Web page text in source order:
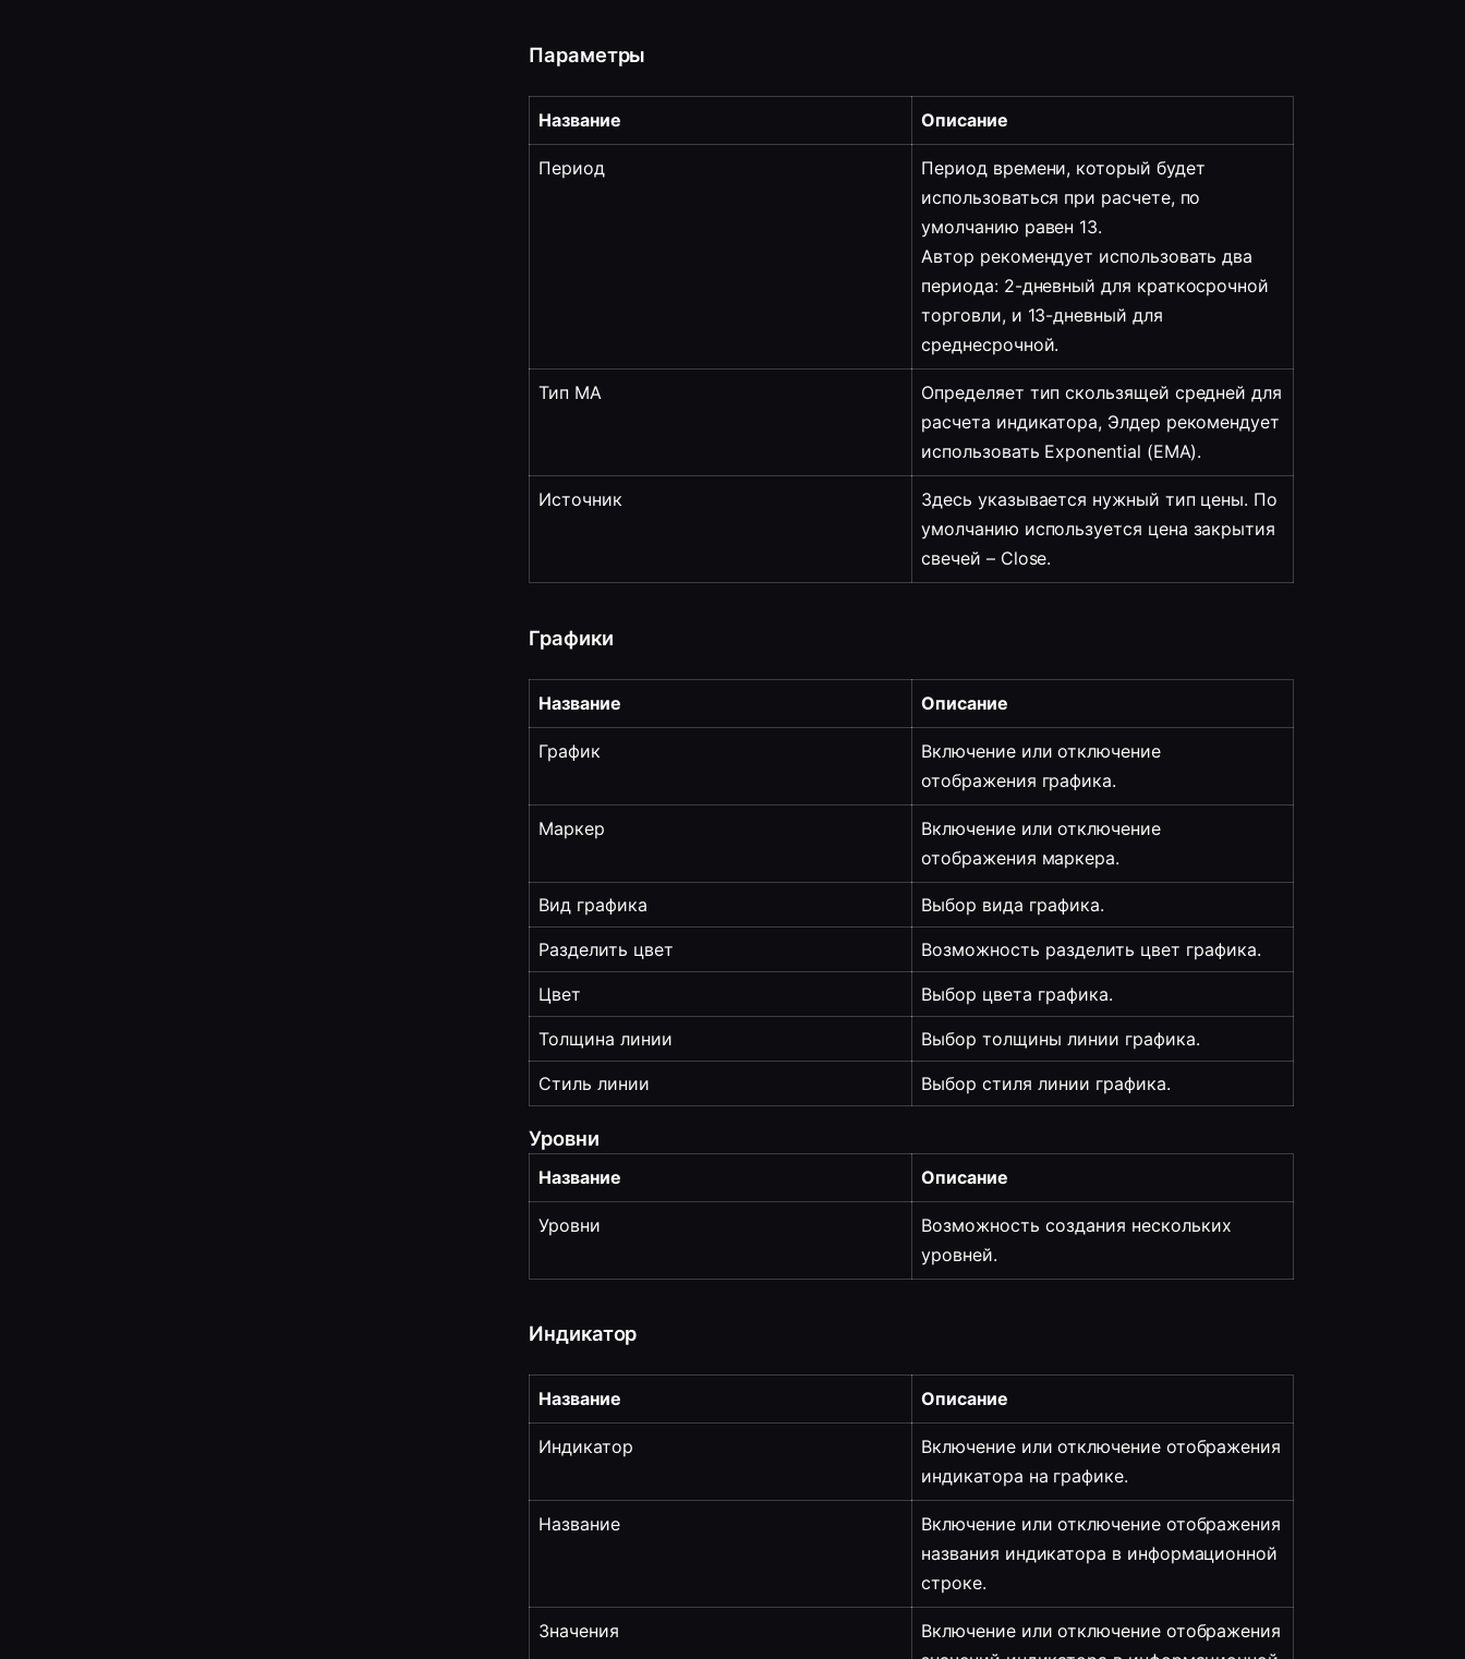
Параметры
Название Описание
Период
Период времени, который будет
использоваться при расчете, по
умолчанию равен 13.
Автор рекомендует использовать два
периода: 2-дневный для краткосрочной
торговли, и 13-дневный для
среднесрочной.
Тип МА
Определяет тип скользящей средней для
расчета индикатора, Элдер рекомендует
использовать Exponential (ЕМА).
Источник
Здесь указывается нужный тип цены. По
умолчанию используется цена закрытия
свечей – Close.
Графики
Название Описание
График
Включение или отключение
отображения графика.
Маркер
Включение или отключение
отображения маркера.
Вид графика Выбор вида графика.
Разделить цвет Возможность разделить цвет графика.
Цвет Выбор цвета графика.
Толщина линии Выбор толщины линии графика.
Стиль линии Выбор стиля линии графика.
Уровни
Название Описание
Уровни
Возможность создания нескольких
уровней.
Индикатор
Название Описание
Индикатор
Включение или отключение отображения
индикатора на графике.
Название
Включение или отключение отображения
названия индикатора в информационной
строке.
Значения
Включение или отключение отображения